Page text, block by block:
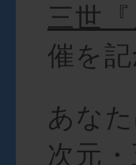
三世
催を
あな
次元